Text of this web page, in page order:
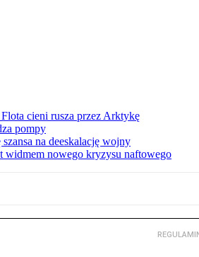
cieni rusza przez Arktykę
pompy
na deeskalację wojny
widmem nowego kryzysu naftowego